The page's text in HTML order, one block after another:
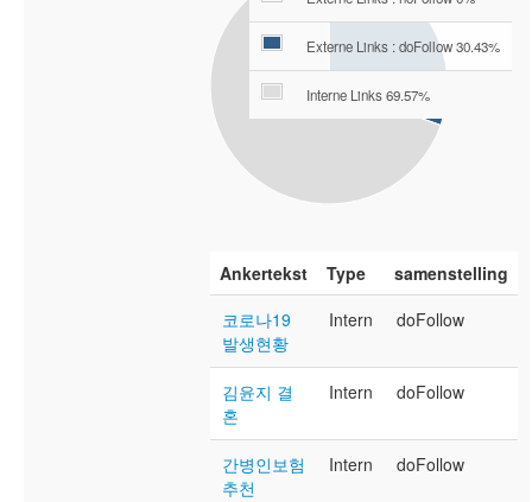
Externe Links : doFollow 30.43%
Interne Links 69.57%
Ankertekst Type
samenstelling
코로나19
발생현황
Intern doFollow
김윤지 결
혼
Intern doFollow
간병인보험
추천
Intern doFollow